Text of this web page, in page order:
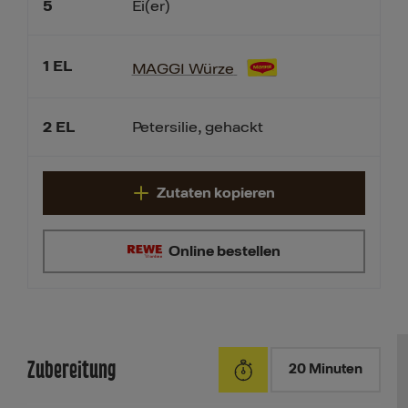
5
1 EL
2 EL
Ei(er)
MAGGI Würze
Petersilie, gehackt
Online bestellen
Zutaten kopieren
Zubereitung 20 Minuten